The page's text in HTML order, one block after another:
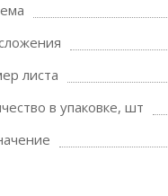
листа
в упаковке, шт